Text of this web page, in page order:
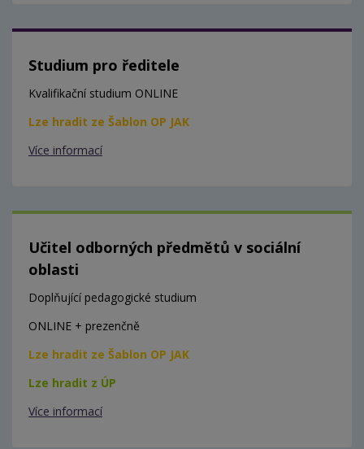
Studium pro ředitele
Kvalifikační studium ONLINE
Lze hradit ze Šablon OP JAK
Více informací
Učitel odborných předmětů v sociální
oblasti
Doplňující pedagogické studium
ONLINE + prezenčně
Lze hradit ze Šablon OP JAK
Lze hradit z ÚP
Více informací